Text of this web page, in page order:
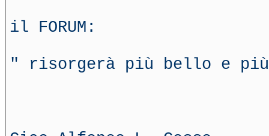
il FORUM:
" risorgerà più bello e